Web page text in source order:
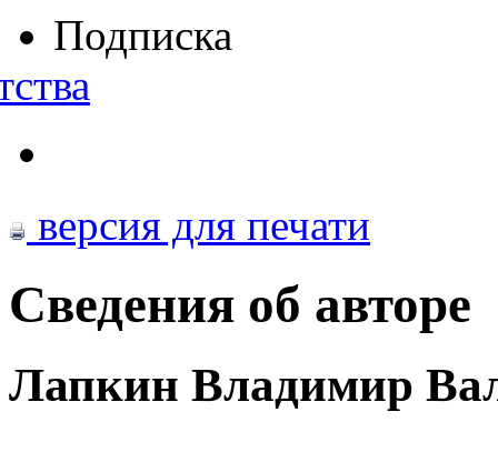
Подписка
версия для печати
Сведения об авторе
Лапкин Владимир